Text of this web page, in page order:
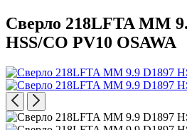
Сверло 218LFTA MM
HSS/CO PV10 OSAWA